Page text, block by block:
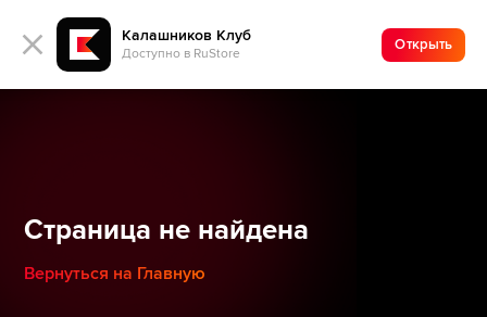
Калашников Клуб
Доступно в RuStore
Открыть
Страница не найдена
Вернуться на Главную